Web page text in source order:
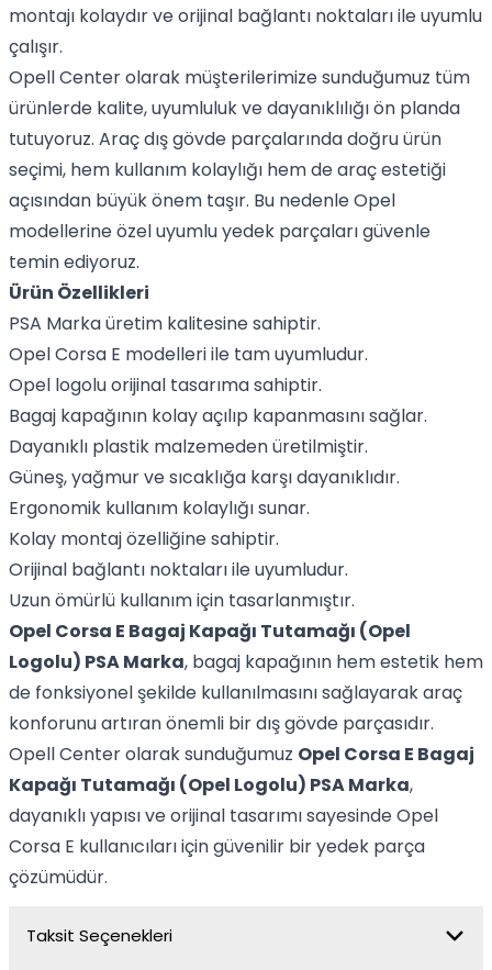
montajı kolaydır ve orijinal bağlantı noktaları ile uyumlu
çalışır.
Opell Center olarak müşterilerimize sunduğumuz tüm
ürünlerde kalite, uyumluluk ve dayanıklılığı ön planda
tutuyoruz. Araç dış gövde parçalarında doğru ürün
seçimi, hem kullanım kolaylığı hem de araç estetiği
açısından büyük önem taşır. Bu nedenle Opel
modellerine özel uyumlu yedek parçaları güvenle
temin ediyoruz.
Ürün Özellikleri
PSA Marka üretim kalitesine sahiptir.
Opel Corsa E modelleri ile tam uyumludur.
Opel logolu orijinal tasarıma sahiptir.
Bagaj kapağının kolay açılıp kapanmasını sağlar.
Dayanıklı plastik malzemeden üretilmiştir.
Güneş, yağmur ve sıcaklığa karşı dayanıklıdır.
Ergonomik kullanım kolaylığı sunar.
Kolay montaj özelliğine sahiptir.
Orijinal bağlantı noktaları ile uyumludur.
Uzun ömürlü kullanım için tasarlanmıştır.
Opel Corsa E Bagaj Kapağı Tutamağı (Opel
Logolu) PSA Marka, bagaj kapağının hem estetik hem
de fonksiyonel şekilde kullanılmasını sağlayarak araç
konforunu artıran önemli bir dış gövde parçasıdır.
Opell Center olarak sunduğumuz Opel Corsa E Bagaj
Kapağı Tutamağı (Opel Logolu) PSA Marka,
dayanıklı yapısı ve orijinal tasarımı sayesinde Opel
Corsa E kullanıcıları için güvenilir bir yedek parça
çözümüdür.
Taksit Seçenekleri